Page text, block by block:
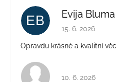
EB Evija Bluma
Hodnocení
15. 6. 2026
Opravdu krásné a kvalitní
Hodnocení
10. 6. 2026